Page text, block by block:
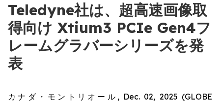
Teledyne社は、超高速画像取
得向け Xtium3 PCIe Gen4フ
レームグラバーシリーズを発
表
カナダ・モントリオール, Dec. 02, 2025 (GLOBE